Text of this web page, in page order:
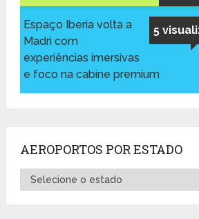
5
Espaço Iberia volta a
Madri com
experiências imersivas
e foco na cabine premium
AEROPORTOS POR ESTADO
Aeroportos
por